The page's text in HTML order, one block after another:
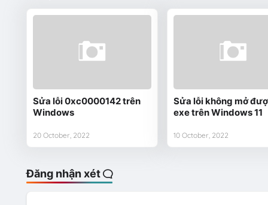
Sửa lỗi 0xc0000142 trên
Windows
20 October, 2022
Sửa lỗi không mở
exe trên Windows 11
10 October, 2022
Đăng nhận xét